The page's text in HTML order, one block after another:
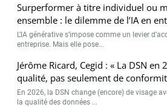
Surperformer à titre individuel ou
ensemble : le dilemme de l’IA en
L’IA générative s’impose comme un levier
entreprise. Mais elle pose...
Jérôme Ricard, Cegid : « La DSN
qualité, pas seulement de
En 2026, la DSN change (encore) de visage
la qualité des données ...